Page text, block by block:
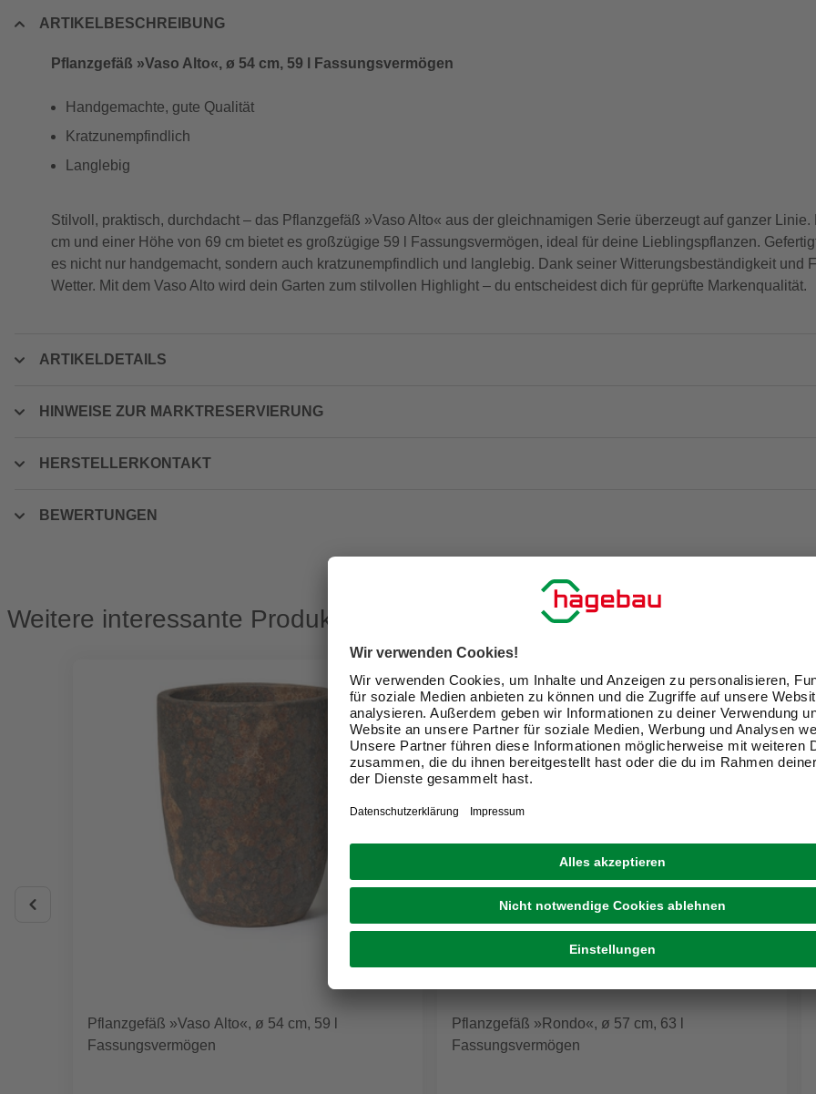
ARTIKELBESCHREIBUNG
Pflanzgefäß »Vaso Alto«, ø 54 cm, 59 l Fassungsvermögen
Handgemachte, gute Qualität
Kratzunempfindlich
Langlebig
Stilvoll, praktisch, durchdacht – das Pflanzgefäß »Vaso Alto« aus der gleichnamigen Serie überzeugt auf ganzer
cm und einer Höhe von 69 cm bietet es großzügige 59 l Fassungsvermögen, ideal für deine Lieblingspflanzen.
es nicht nur handgemacht, sondern auch kratzunempfindlich und langlebig. Dank seiner Witterungsbeständigkeit und
Wetter. Mit dem Vaso Alto wird dein Garten zum stilvollen Highlight – du entscheidest dich für geprüfte Markenqualität.
ARTIKELDETAILS
HINWEISE ZUR MARKTRESERVIERUNG
HERSTELLERKONTAKT
BEWERTUNGEN
Weitere interessante Produkte
Pflanzgefäß »Vaso Alto«, ø 54 cm, 59 l
Fassungsvermögen
Pflanzgefäß »Rondo«, ø 57 cm, 63 l
Fassungsvermögen